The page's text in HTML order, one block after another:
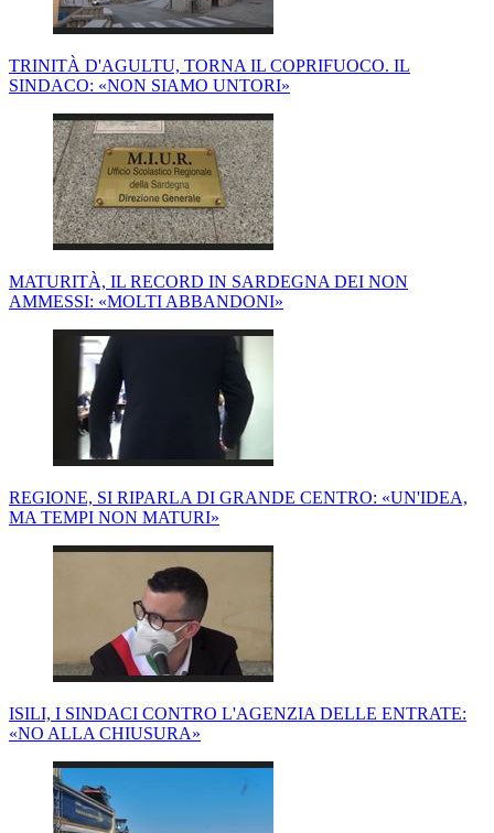
TRINITÀ D'AGULTU, TORNA IL COPRIFUOCO. IL
SINDACO: «NON SIAMO UNTORI»
MATURITÀ, IL RECORD IN SARDEGNA DEI NON
AMMESSI: «MOLTI ABBANDONI»
REGIONE, SI RIPARLA DI GRANDE CENTRO: «UN'IDEA,
MA TEMPI NON MATURI»
ISILI, I SINDACI CONTRO L'AGENZIA DELLE ENTRATE:
«NO ALLA CHIUSURA»